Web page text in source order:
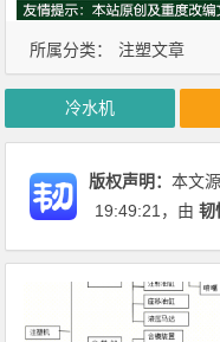
所属分类： 注塑文章
冷水机
版权声明：本文
19:49:21，由韧